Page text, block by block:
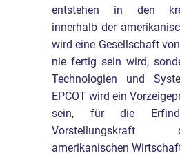
entstehen in den
innerhalb der
wird eine Gesellschaft
nie fertig sein wird,
Technologien und
EPCOT wird ein
sein, für die
amerikanischen